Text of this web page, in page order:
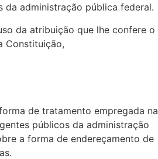
da administração pública federal.
da atribuição que lhe confere o
Constituição,
de tratamento empregada na
públicos da administração
a forma de endereçamento de